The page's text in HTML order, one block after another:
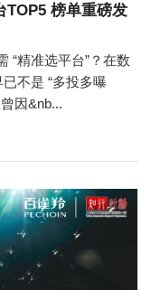
TOP5 榜单重磅发
“精准选平台”？在数
不是 “多投多曝
因&nb...